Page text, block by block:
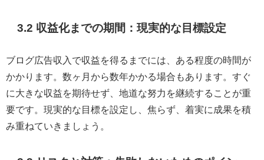
3.2 収益化までの期間：現実的な目標設定
ブログ広告収入で収益を得るまでには、ある程度の時間が
かかります。数ヶ月から数年かかる場合もあります。すぐ
に大きな収益を期待せず、地道な努力を継続することが重
要です。現実的な目標を設定し、焦らず、着実に成果を積
み重ねていきましょう。